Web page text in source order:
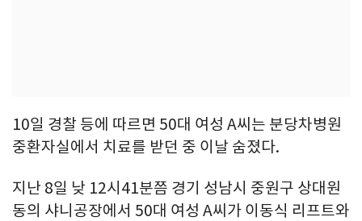
10일 경찰 등에 따르면 50대 여성 A씨는 분당차병원
중환자실에서 치료를 받던 중 이날 숨졌다.
지난 8일 낮 12시41분쯤 경기 성남시 중원구 상대원
동의 샤니공장에서 50대 여성 A씨가 이동식 리프트와